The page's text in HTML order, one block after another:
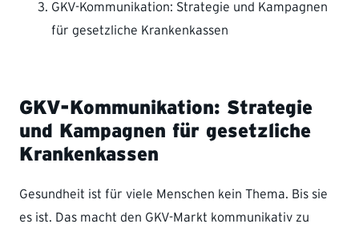
GKV-Kommunikation: Strategie und Kampagnen
für gesetzliche Krankenkassen
GKV-Kommunikation: Strategie
und Kampagnen für gesetzliche
Krankenkassen
Gesundheit ist für viele Menschen kein Thema. Bis sie
es ist. Das macht den GKV-Markt kommunikativ zu